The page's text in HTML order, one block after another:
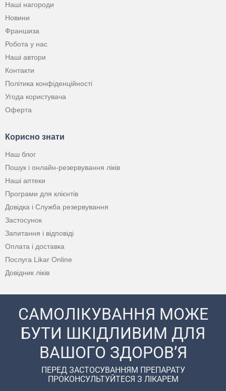
Наші нагороди
Новини
Франшиза
Робота у нас
Наші автори
Контакти
Політика конфіденційності
Угода користувача
Оферта
Корисно знати
Наш блог
Пошук і онлайн-резервування ліків
Наші аптеки
Програми для клієнтів
Довідка і Служба резервування
Застосунок
Запитання і відповіді
Оплата і доставка
Послуга Likar Online
Довідник ліків
САМОЛІКУВАННЯ МОЖЕ
БУТИ ШКІДЛИВИМ ДЛЯ
ВАШОГО ЗДОРОВ’Я
ПЕРЕД ЗАСТОСУВАННЯМ ПРЕПАРАТУ
ПРОКОНСУЛЬТУЙТЕСЯ З ЛІКАРЕМ